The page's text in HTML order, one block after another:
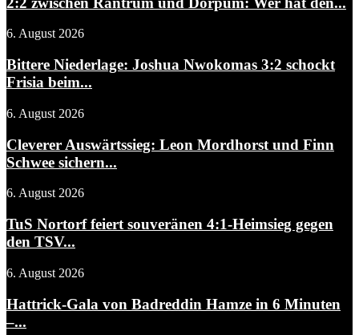
6. August 2026
Bittere Niederlage: Joshua Nwokomas 3:2 schockt
Frisia beim...
6. August 2026
Cleverer Auswärtssieg: Leon Mordhorst und Finn
Schwee sichern...
6. August 2026
TuS Nortorf feiert souveränen 4:1-Heimsieg gegen
den TSV...
6. August 2026
Hattrick-Gala von Badreddin Hamze in 6 Minuten
–...